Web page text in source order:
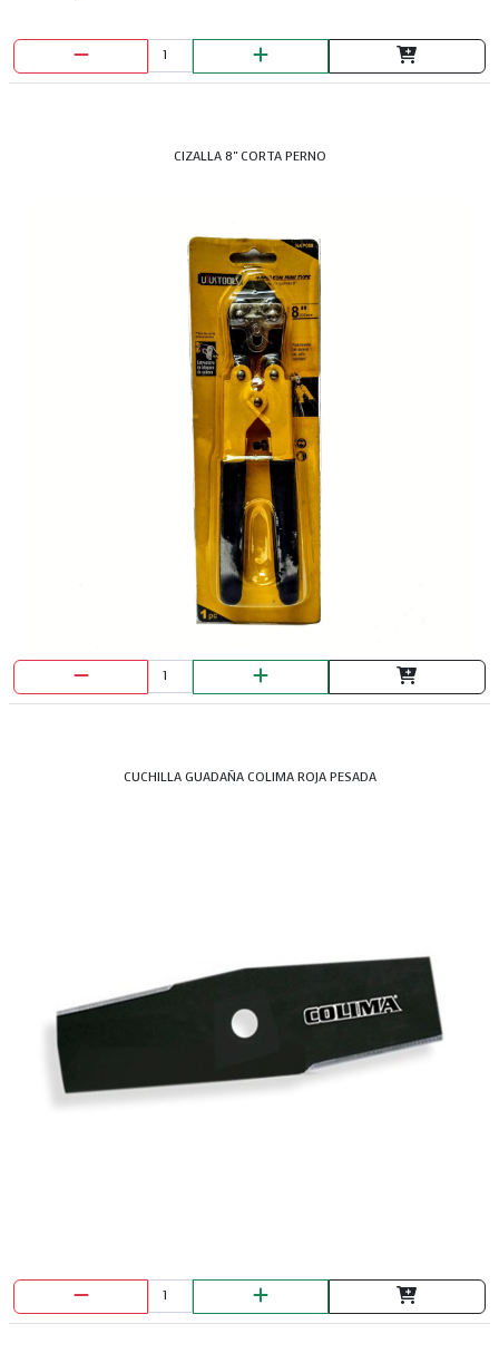
CIZALLA 8" CORTA PERNO
CUCHILLA GUADAÑA COLIMA ROJA PESADA